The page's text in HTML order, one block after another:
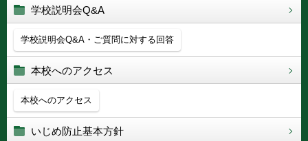
学校説明会Q&A
学校説明会Q&A・ご質問に対する回答
本校へのアクセス
本校へのアクセス
いじめ防止基本方針